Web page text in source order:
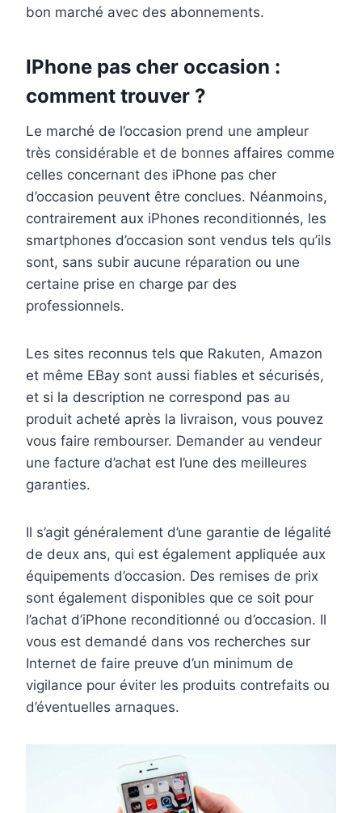
bon marché avec des abonnements.
IPhone pas cher occasion :
comment trouver ?
Le marché de l’occasion prend une ampleur
très considérable et de bonnes affaires comme
celles concernant des iPhone pas cher
d’occasion peuvent être conclues. Néanmoins,
contrairement aux iPhones reconditionnés, les
smartphones d’occasion sont vendus tels qu’ils
sont, sans subir aucune réparation ou une
certaine prise en charge par des
professionnels.
Les sites reconnus tels que Rakuten, Amazon
et même EBay sont aussi fiables et sécurisés,
et si la description ne correspond pas au
produit acheté après la livraison, vous pouvez
vous faire rembourser. Demander au vendeur
une facture d’achat est l’une des meilleures
garanties.
Il s’agit généralement d’une garantie de légalité
de deux ans, qui est également appliquée aux
équipements d’occasion. Des remises de prix
sont également disponibles que ce soit pour
l’achat d’iPhone reconditionné ou d’occasion. Il
vous est demandé dans vos recherches sur
Internet de faire preuve d’un minimum de
vigilance pour éviter les produits contrefaits ou
d’éventuelles arnaques.